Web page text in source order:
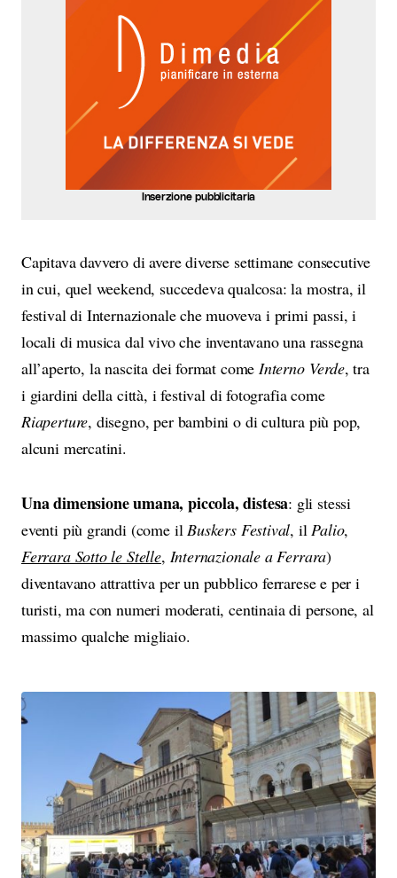
Inserzione pubblicitaria
Capitava davvero di avere diverse settimane consecutive
in cui, quel weekend, succedeva qualcosa: la mostra, il
festival di Internazionale che muoveva i primi passi, i
locali di musica dal vivo che inventavano una rassegna
all’aperto, la nascita dei format come Interno Verde, tra
i giardini della città, i festival di fotografia come
Riaperture, disegno, per bambini o di cultura più pop,
alcuni mercatini.
Una dimensione umana, piccola, distesa: gli stessi
eventi più grandi (come ilBuskers Festival, ilPalio,
Ferrara Sotto le Stelle, Internazionale a Ferrara)
diventavano attrattiva per un pubblico ferrarese e per i
turisti, ma con numeri moderati, centinaia di persone, al
massimo qualche migliaio.